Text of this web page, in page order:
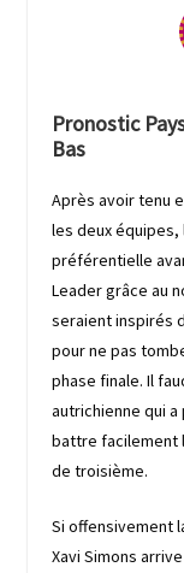
Pronostic
Bas
Après avoir tenu
les deux équipes,
préférentielle
Leader grâce au
seraient inspirés
pour ne pas
phase finale. Il
autrichienne qui
battre facilement
de troisième.
Si offensivement
Xavi Simons